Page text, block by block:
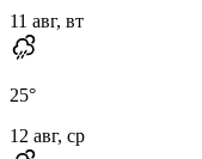
11 авг, вт
25°
12 авг, ср